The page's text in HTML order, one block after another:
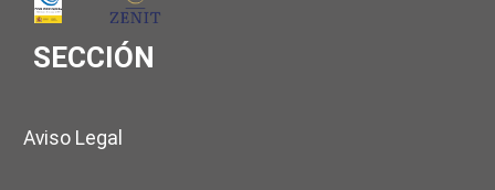
SECCIÓN
Aviso Legal